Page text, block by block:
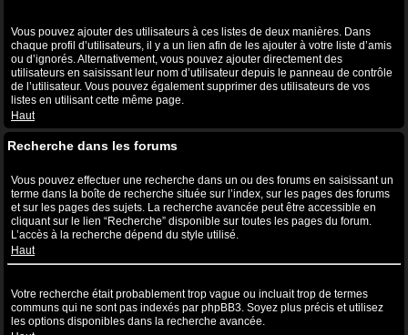
Vous pouvez ajouter des utilisateurs à ces listes de deux manières. Dans
chaque profil d’utilisateurs, il y a un lien afin de les ajouter à votre liste d’amis
ou d’ignorés. Alternativement, vous pouvez ajouter directement des
utilisateurs en saisissant leur nom d’utilisateur depuis le panneau de contrôle
de l’utilisateur. Vous pouvez également supprimer des utilisateurs de vos
listes en utilisant cette même page.
Haut
Recherche dans les forums
Vous pouvez effectuer une recherche dans un ou des forums en saisissant un
terme dans la boîte de recherche située sur l’index, sur les pages des forums
et sur les pages des sujets. La recherche avancée peut être accessible en
cliquant sur le lien “Recherche” disponible sur toutes les pages du forum.
L’accès à la recherche dépend du style utilisé.
Haut
Votre recherche était probablement trop vague ou incluait trop de termes
communs qui ne sont pas indexés par phpBB3. Soyez plus précis et utilisez
les options disponibles dans la recherche avancée.